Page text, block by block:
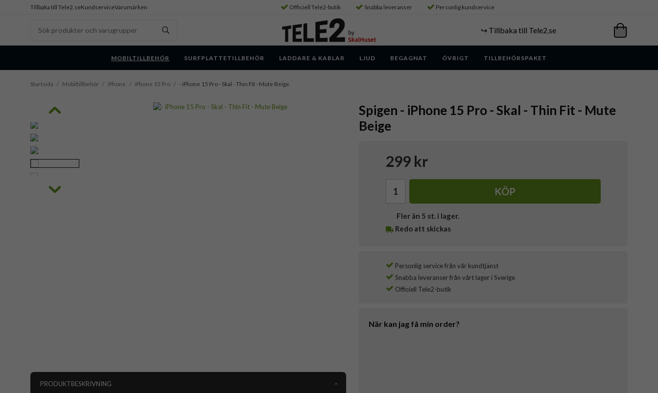
Tillbaka till Tele2.seKundserviceVarumärken Officiell Tele2-butik Snabba leveranser Personlig kundservice
↪️ Tillbaka till Tele2.se
MOBILTILLBEHÖR SURFPLATTETILLBEHÖR LADDARE & KABLAR LJUD BEGAGNAT ÖVRIGT TILLBEHÖRSPAKET
Startsida / Mobiltillbehör / iPhone / iPhone 15 Pro / - iPhone 15 Pro - Skal - Thin Fit - Mute Beige
Spigen - iPhone 15 Pro - Skal - Thin Fit - Mute
Beige
299 kr
KÖP
Fler än 5 st. i lager.
Redo att skickas
Personlig service från vår kundtjänst
Snabba leveranser från vårt lager i Sverige
Officiell Tele2-butik
När kan jag få min order?
PRODUKTBESKRIVNING